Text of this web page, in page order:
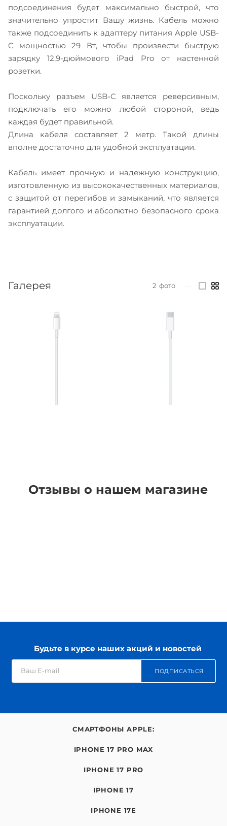
подсоединения будет максимально быстрой, что
значительно упростит Вашу жизнь. Кабель можно
также подсоединить к адаптеру питания Apple USB-
C мощностью 29 Вт, чтобы произвести быструю
зарядку 12,9-дюймового iPad Pro от настенной
розетки.
Поскольку разъем USB-C является реверсивным,
подключать его можно любой стороной, ведь
каждая будет правильной.
Длина кабеля составляет 2 метр. Такой длины
вполне достаточно для удобной эксплуатации.
Кабель имеет прочную и надежную конструкцию,
изготовленную из высококачественных материалов,
с защитой от перегибов и замыканий, что является
гарантией долгого и абсолютно безопасного срока
эксплуатации.
Галерея 2 фото
Отзывы о нашем магазине
Будьте в курсе наших акций и новостей
ПОДПИСАТЬСЯ
СМАРТФОНЫ APPLE:
IPHONE 17 PRO MAX
IPHONE 17 PRO
IPHONE 17
IPHONE 17E